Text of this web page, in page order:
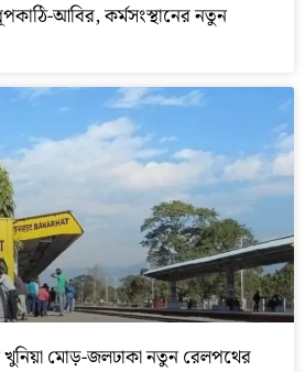
আবির, কর্মসংস্থানের নতুন
মোড়-জলঢাকা নতুন রেলপথের